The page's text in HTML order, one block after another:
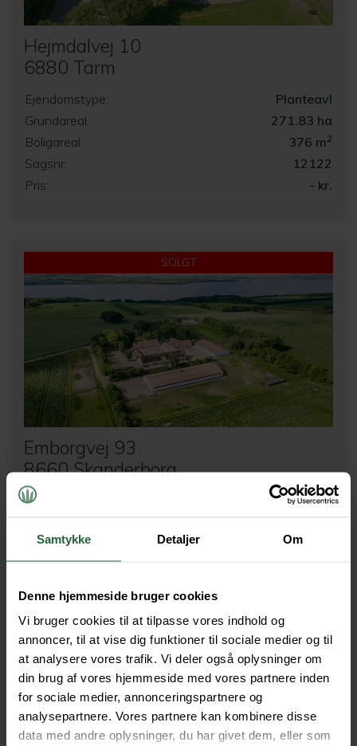
Samtykke Detaljer Om
Denne hjemmeside bruger cookies
Vi bruger cookies til at tilpasse vores indhold og
annoncer, til at vise dig funktioner til sociale medier og til
at analysere vores trafik. Vi deler også oplysninger om
din brug af vores hjemmeside med vores partnere inden
for sociale medier, annonceringspartnere og
analysepartnere. Vores partnere kan kombinere disse
data med andre oplysninger, du har givet dem, eller som
Hejmdalvej 10
6880 Tarm
Ejendomstype:
Planteavl
Grundareal:
271.83 ha
Boligareal:
376 m2
Sagsnr:
12122
Pris:
- kr.
SOLGT
Emborgvej 93
8660 Skanderborg
Ejendomstype:
Planteavl
Boligareal:
312 m
Sagsnr:
Solgt